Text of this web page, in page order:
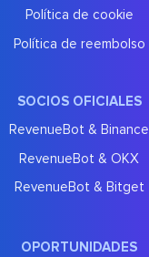
Política de cookie
Política de reembolso
SOCIOS OFICIALES
RevenueBot & Binance
RevenueBot & OKX
RevenueBot & Bitget
OPORTUNIDADES